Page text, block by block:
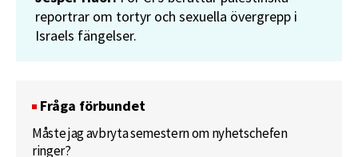
reportrar om tortyr och sexuella övergrepp i
Israels fängelser.
Fråga förbundet
Måste jag avbryta semestern om nyhetschefen
ringer?